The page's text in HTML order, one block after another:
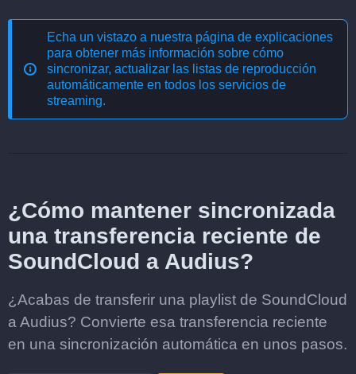
Echa un vistazo a nuestra página de explicaciones
para obtener más información sobre cómo
sincronizar, actualizar las listas de reproducción
automáticamente en todos los servicios de
streaming.
¿Cómo mantener sincronizada
una transferencia reciente de
SoundCloud a Audius?
¿Acabas de transferir una playlist de SoundCloud
a Audius? Convierte esa transferencia reciente
en una sincronización automática en unos pasos.